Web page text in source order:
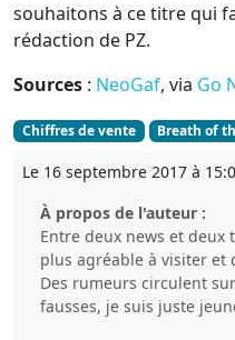
souhaitons à ce titre qui
rédaction de PZ.
Sources : NeoGaf, via Go
Chiffres de vente Breath of
Le 16 septembre 2017 à
À propos de l'auteur :
Entre deux news et deux
plus agréable à visiter et
Des rumeurs circulent
fausses, je suis juste